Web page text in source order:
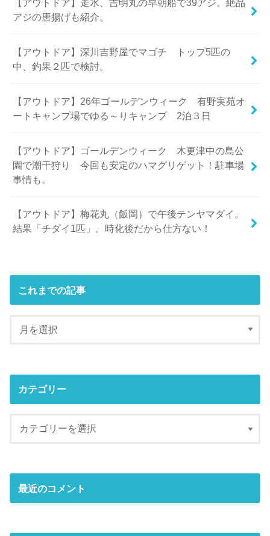
【アウトドア】走水、吉明丸の早朝船で39アジ。絶品
アジの唐揚げも紹介。
【アウトドア】深川吉野屋でマゴチ トップ5匹の
中、釣果２匹で検討。
【アウトドア】26年ゴールデンウィーク 有野実苑オ
ートキャンプ場でゆる～りキャンプ 2泊３日
【アウトドア】ゴールデンウィーク 木更津中の島公
園で潮干狩り 今回も安定のハマグリゲット！駐車場
事情も。
【アウトドア】梅花丸（飯岡）で午後テンヤマダイ。
結果「チダイ1匹」。時化後だから仕方ない！
これまでの記事
カテゴリー
最近のコメント